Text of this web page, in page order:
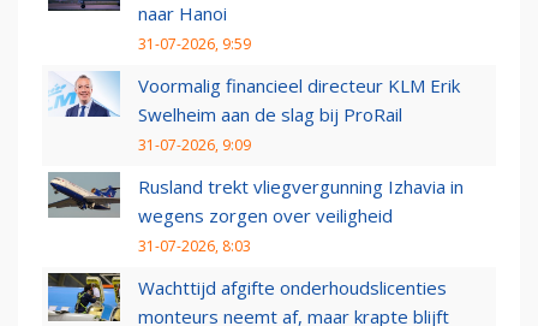
naar Hanoi
31-07-2026, 9:59
Voormalig financieel directeur KLM Erik
Swelheim aan de slag bij ProRail
31-07-2026, 9:09
Rusland trekt vliegvergunning Izhavia in
wegens zorgen over veiligheid
31-07-2026, 8:03
Wachttijd afgifte onderhoudslicenties
monteurs neemt af, maar krapte blijft